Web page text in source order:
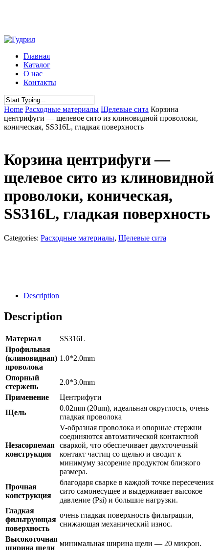
content
Menu
Главная
Каталог
О нас
Контакты
Close
Search
Home Расходные материалы Щелевые сита Корзина
центрифуги — щелевое сито из клиновидной проволоки,
коническая, SS316L, гладкая поверхность
Корзина центрифуги —
щелевое сито из клиновидной
проволоки, коническая,
SS316L, гладкая поверхность
Categories: Расходные материалы, Щелевые сита
Description
Description
Материал
SS316L
Профильная
(клиновидная)
проволока
1.0*2.0mm
Опорный
стержень
2.0*3.0mm
Применение
Центрифуги
Щель
0.02mm (20um), идеальная округлость, очень
гладкая проволока
Незасоряемая
конструкция
V-образная проволока и опорные стержни
соединяются автоматической контактной
сваркой, что обеспечивает двухточечный
контакт частиц со щелью и сводит к
минимуму засорение продуктом близкого
размера.
Прочная
конструкция
благодаря сварке в каждой точке пересечения
сито самонесущее и выдерживает высокое
давление (Psi) и большие нагрузки.
Гладкая
фильтрующая
поверхность
очень гладкая поверхность фильтрации,
снижающая механический износ.
Высокоточная
ширина щели
минимальная ширина щели — 20 микрон.